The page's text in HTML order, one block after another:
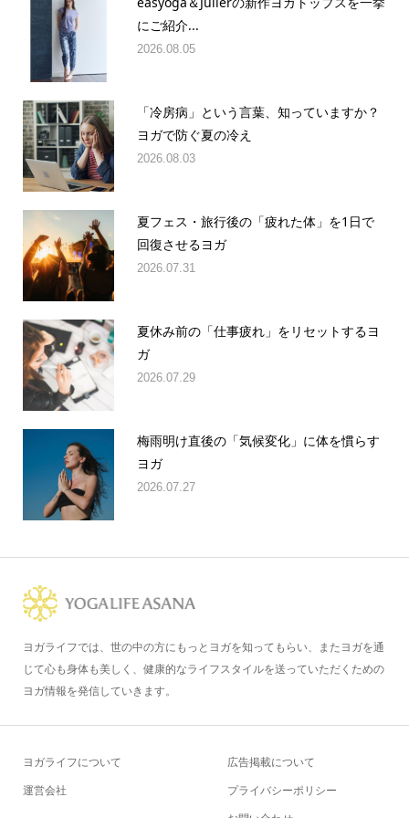
にご紹介...
2026.08.05
「冷房病」という言葉、知っていますか？
ヨガで防ぐ夏の冷え
2026.08.03
夏フェス・旅行後の「疲れた体」を1日で
回復させるヨガ
2026.07.31
夏休み前の「仕事疲れ」をリセットするヨ
ガ
2026.07.29
梅雨明け直後の「気候変化」に体を慣らす
ヨガ
2026.07.27
ヨガライフでは、世の中の方にもっとヨガを知ってもらい、またヨガを通
じて心も身体も美しく、健康的なライフスタイルを送っていただくための
ヨガ情報を発信していきます。
ヨガライフについて
運営会社
広告掲載について
プライバシーポリシー